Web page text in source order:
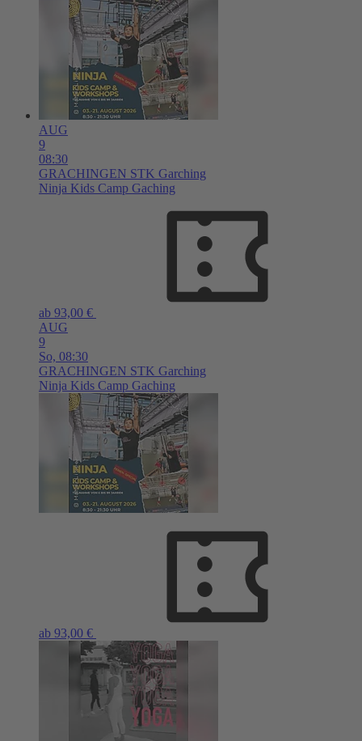
AUG
9
08:30
GRACHINGEN STK Garching
Ninja Kids Camp Gaching
ab 93,00 €
AUG
9
So, 08:30
GRACHINGEN STK Garching
Ninja Kids Camp Gaching
ab 93,00 €